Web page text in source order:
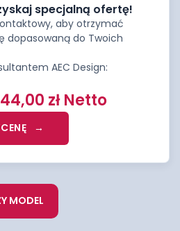
specjalną ofertę!
aby otrzymać
dopasowaną do Twoich
AEC Design:
zł Netto
MODEL